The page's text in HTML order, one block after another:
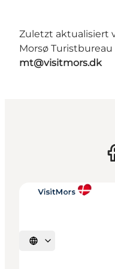
Zuletzt aktualisiert
Morsø
mt@visitmors.dk
Sprache auswählen